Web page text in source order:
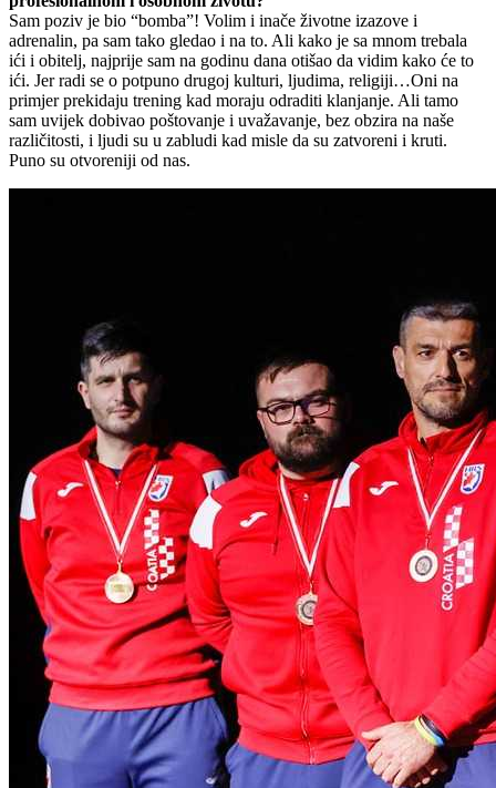
Sam poziv je bio “bomba”! Volim i inače životne izazove i
adrenalin, pa sam tako gledao i na to. Ali kako je sa mnom trebala
ići i obitelj, najprije sam na godinu dana otišao da vidim kako će to
ići. Jer radi se o potpuno drugoj kulturi, ljudima, religiji…Oni na
primjer prekidaju trening kad moraju odraditi klanjanje. Ali tamo
sam uvijek dobivao poštovanje i uvažavanje, bez obzira na naše
različitosti, i ljudi su u zabludi kad misle da su zatvoreni i kruti.
Puno su otvoreniji od nas.